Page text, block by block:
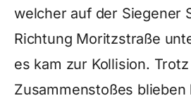
welcher auf der Siegener
Richtung Moritzstraße
es kam zur Kollision.
Zusammenstoßes blieben